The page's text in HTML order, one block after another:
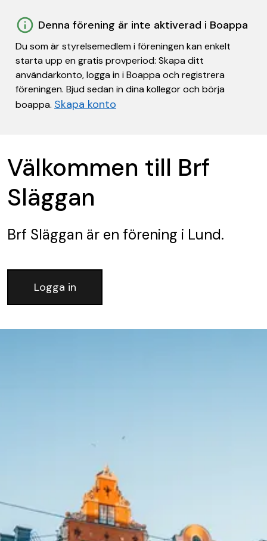
Denna förening är inte aktiverad i Boappa
Du som är styrelsemedlem i föreningen kan enkelt
starta upp en gratis provperiod: Skapa ditt
användarkonto, logga in i Boappa och registrera
föreningen. Bjud sedan in dina kollegor och börja
boappa. Skapa konto
Välkommen till Brf
Släggan
Brf Släggan är en förening i Lund.
Logga in